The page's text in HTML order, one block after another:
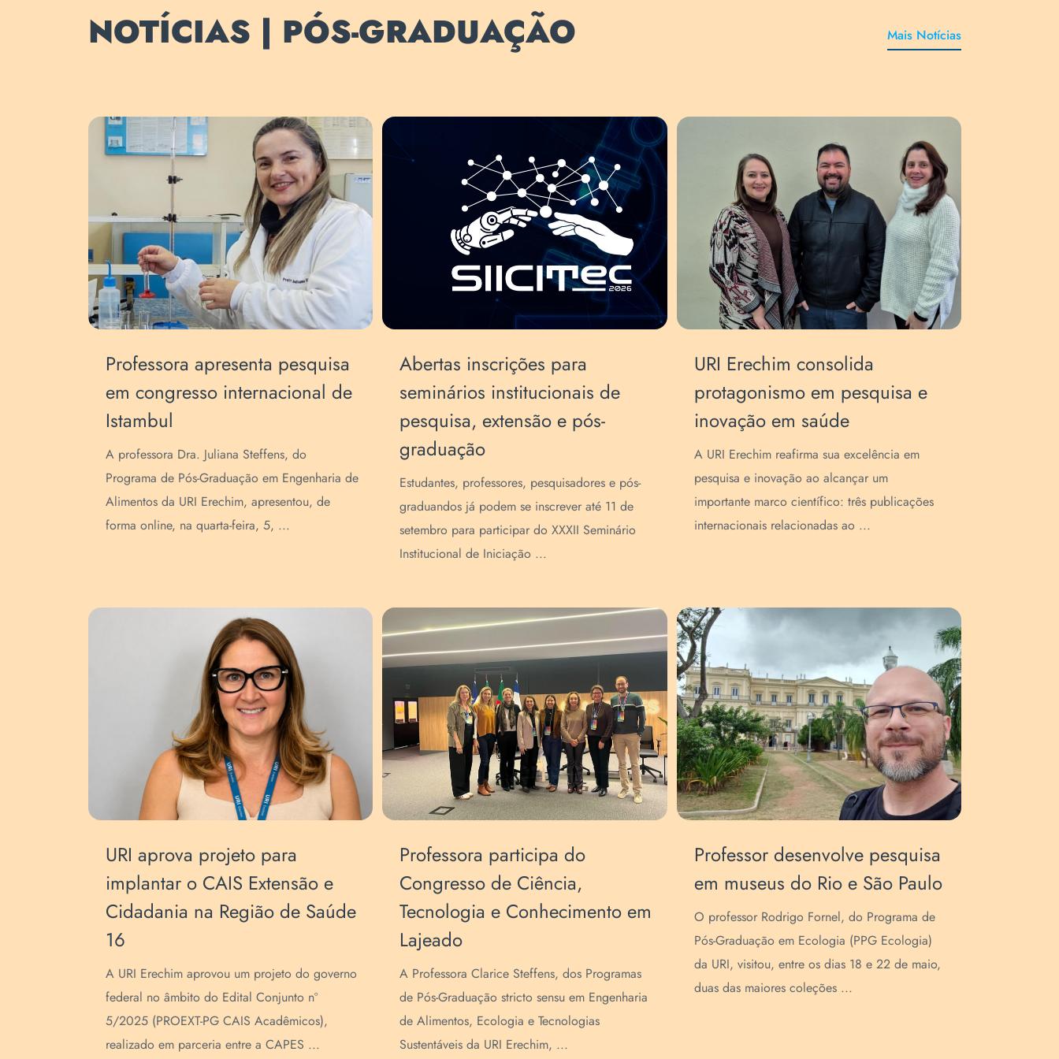
NOTÍCIAS | PÓS-GRADUAÇÃO Mais Notícias
Professora apresenta pesquisa
em congresso internacional de
Istambul
A professora Dra. Juliana Steffens, do
Programa de Pós-Graduação em Engenharia de
Alimentos da URI Erechim, apresentou, de
forma online, na quarta-feira, 5, ...
Abertas inscrições para
seminários institucionais de
pesquisa, extensão e pós-
graduação
Estudantes, professores, pesquisadores e pós-
graduandos já podem se inscrever até 11 de
setembro para participar do XXXII Seminário
Institucional de Iniciação ...
URI Erechim consolida
protagonismo em pesquisa e
inovação em saúde
A URI Erechim reafirma sua excelência em
pesquisa e inovação ao alcançar um
importante marco científico: três publicações
internacionais relacionadas ao ...
URI aprova projeto para
implantar o CAIS Extensão e
Cidadania na Região de Saúde
16
A URI Erechim aprovou um projeto do governo
federal no âmbito do Edital Conjunto nº
5/2025 (PROEXT-PG CAIS Acadêmicos),
realizado em parceria entre a CAPES ...
Professora participa do
Congresso de Ciência,
Tecnologia e Conhecimento em
Lajeado
A Professora Clarice Steffens, dos Programas
de Pós-Graduação stricto sensu em Engenharia
de Alimentos, Ecologia e Tecnologias
Sustentáveis da URI Erechim, ...
Professor desenvolve pesquisa
em museus do Rio e São Paulo
O professor Rodrigo Fornel, do Programa de
Pós-Graduação em Ecologia (PPG Ecologia)
da URI, visitou, entre os dias 18 e 22 de maio,
duas das maiores coleções ...